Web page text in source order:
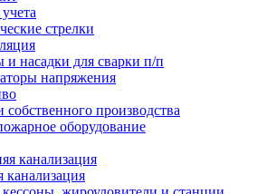
стрелки
и насадки для сварки п/п
напряжения
собственного производства
оборудование
канализация
канализация